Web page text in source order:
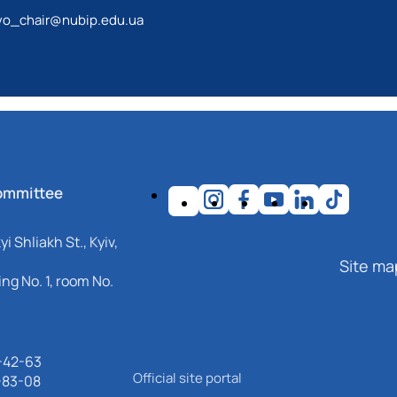
Shliakh St., Kyiv,
No. 1, room No.
63
08
Site
Official site portal